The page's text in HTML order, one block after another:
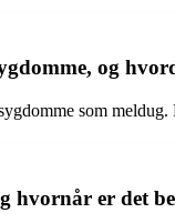
og
som
hvornår er det